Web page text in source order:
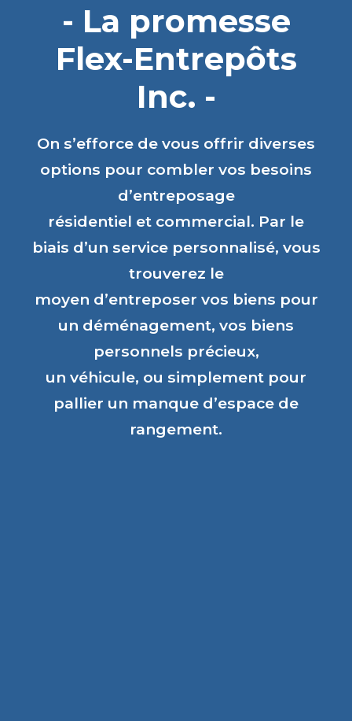
- La promesse
Flex-Entrepôts
Inc. -
On s’efforce de vous offrir diverses
options pour combler vos besoins
d’entreposage
résidentiel et commercial. Par le
biais d’un service personnalisé, vous
trouverez le
moyen d’entreposer vos biens pour
un déménagement, vos biens
personnels précieux,
un véhicule, ou simplement pour
pallier un manque d’espace de
rangement.